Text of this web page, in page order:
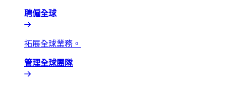
聘僱全球​​
拓展全球業務。​​
管理全球團隊​​